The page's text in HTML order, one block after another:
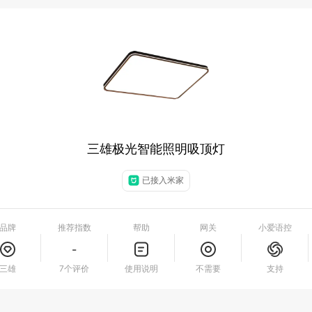
三雄极光智能照明吸顶灯
已接入米家
牌
雄
推荐指数
-
7个评价
帮助
使用说明
网关
不需要
小爱语控
支持